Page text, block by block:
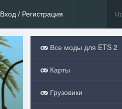
Вход / Регистрация
Все моды для ETS 2
Карты
Грузовики